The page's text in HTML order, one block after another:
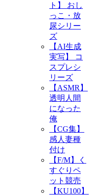
ト】 おし
っこ・放
尿シリー
ズ
【AI生成
実写】 コ
スプレシ
リーズ
【ASMR】
透明人間
になった
俺
【CG集】
感人妻種
付け
【F/M】く
すぐりペ
ット競売
【KU100】